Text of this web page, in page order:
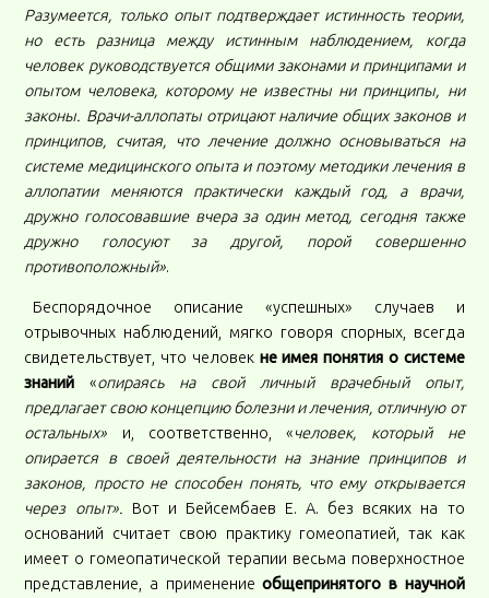
Разумеется, только опыт подтверждает истинность теории,
но есть разница между истинным наблюдением, когда
человек руководствуется общими законами и принципами и
опытом человека, которому не известны ни принципы, ни
законы. Врачи-аллопаты отрицают наличие общих законов и
принципов, считая, что лечение должно основываться на
системе медицинского опыта и поэтому методики лечения в
аллопатии меняются практически каждый год, а врачи,
дружно голосовавшие вчера за один метод, сегодня также
дружно голосуют за другой, порой совершенно
противоположный».
Беспорядочное описание «успешных» случаев и
отрывочных наблюдений, мягко говоря спорных, всегда
свидетельствует, что человек не имея понятия о системе
знаний «опираясь на свой личный врачебный опыт,
предлагает свою концепцию болезни и лечения, отличную от
остальных» и, соответственно, «человек, который не
опирается в своей деятельности на знание принципов и
законов, просто не способен понять, что ему открывается
через опыт». Вот и Бейсембаев Е. А. без всяких на то
оснований считает свою практику гомеопатией, так как
имеет о гомеопатической терапии весьма поверхностное
представление, а применениеобщепринятого в научной